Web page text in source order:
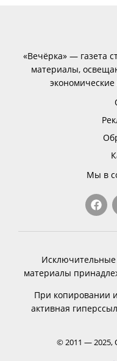
«Вечёрка» — газета
материалы,
Мы в
материалы
При копировании
активная
© 2011 — 2025,